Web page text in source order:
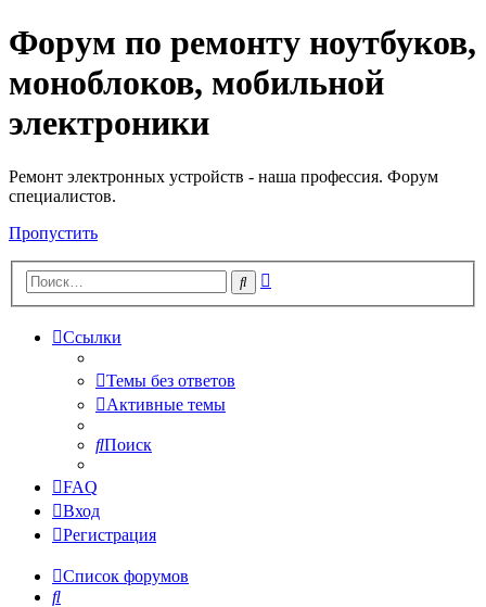
Регистрация
Форум по ремонту ноутбуков,
моноблоков, мобильной
электроники
Ремонт электронных устройств - наша профессия. Форум
специалистов.
Пропустить
Поиск
Ссылки
Темы без ответов
Активные темы
Поиск
FAQ
Вход
Регистрация
Список форумов
Поиск